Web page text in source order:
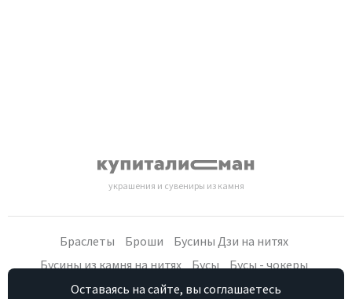
украшения и сувениры из камня
Браслеты Броши
Бусины Дзи на нитях
Бусины из камня на нитях
Бусы
Бусы - чокеры
Кольца, серьги
Кулоны Наборы (бусы, браслет, серьги)
Оставаясь на сайте, вы соглашаетесь